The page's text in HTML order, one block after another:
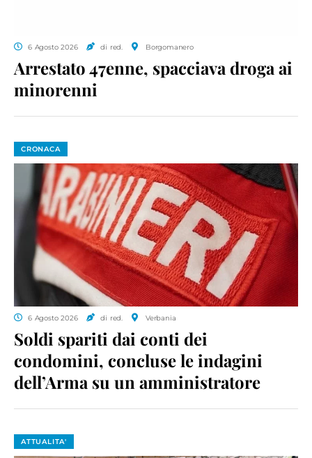
6 Agosto 2026 di red. Borgomanero
Arrestato 47enne, spacciava droga ai
minorenni
CRONACA
6 Agosto 2026 di red. Verbania
Soldi spariti dai conti dei
condomini, concluse le indagini
dell’Arma su un amministratore
ATTUALITA'